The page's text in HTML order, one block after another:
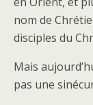
nom de
disciples du
Mais
pas une